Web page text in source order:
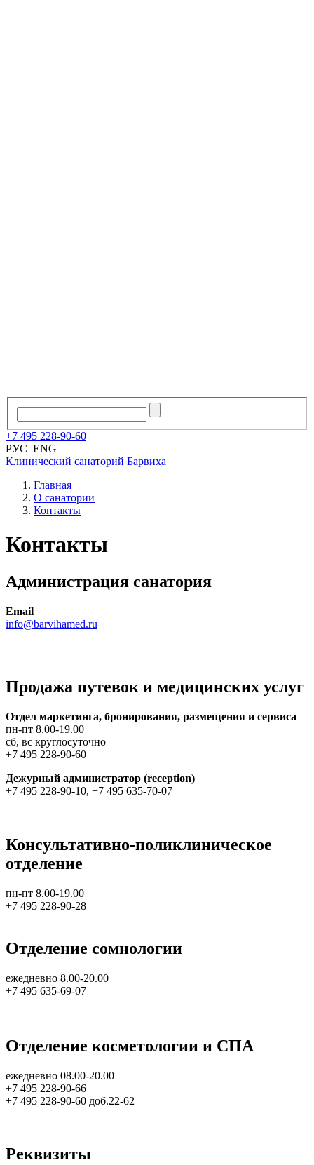
+7 495 228-90-60
РУС ENG
Клинический санаторий Барвиха
Главная
О санатории
Контакты
Контакты
Администрация санатория
Email
info@barvihamed.ru
Продажа путевок и медицинских услуг
Отдел маркетинга, бронирования, размещения и сервиса
пн-пт 8.00-19.00
сб, вс круглосуточно
+7 495 228-90-60
Дежурный администратор (reception)
+7 495 228-90-10, +7 495 635-70-07
Консультативно-поликлиническое
отделение
пн-пт 8.00-19.00
+7 495 228-90-28
Отделение сомнологии
ежедневно 8.00-20.00
+7 495 635-69-07
Отделение косметологии и СПА
ежедневно 08.00-20.00
+7 495 228-90-66
+7 495 228-90-60 доб.22-62
Реквизиты